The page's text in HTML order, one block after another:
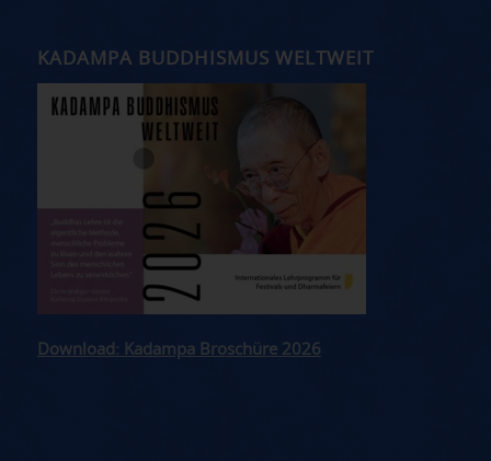
KADAMPA BUDDHISMUS WELTWEIT
Download: Kadampa Broschüre 2026